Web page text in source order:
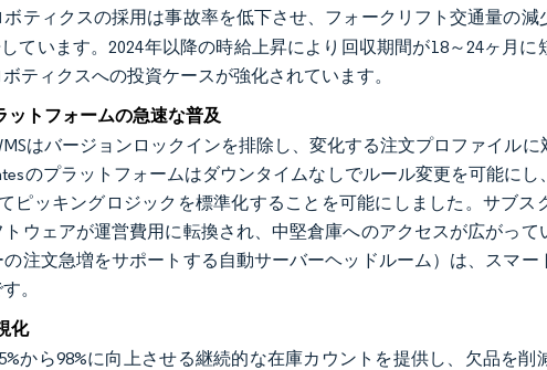
ボティクスの採用は事故率を低下させ、フォークリフト交通量の
ています。2024年以降の時給上昇により回収期間が18～24ヶ月
ティクスへの投資ケースが強化されています。
ットフォームの急速な普及
はバージョンロックインを排除し、変化する注文プロファイル
のプラットフォームはダウンタイムなしでルール変更を可能に
ピッキングロジックを標準化することを可能にしました。サブス
ウェアが運営費用に転換され、中堅倉庫へのアクセスが広がっ
注文急増をサポートする自動サーバーヘッドルーム）は、スマ
。
化
から98%に向上させる継続的な在庫カウントを提供し、欠品を削